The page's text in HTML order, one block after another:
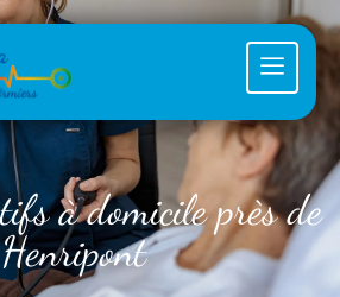
à domicile près de
Henripont